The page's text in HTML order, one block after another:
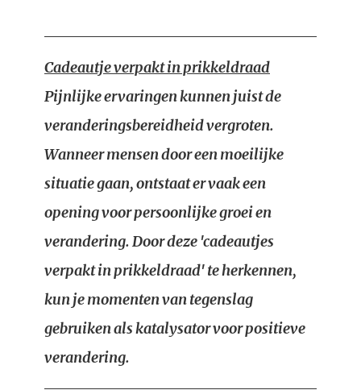
Cadeautje verpakt in prikkeldraad
Pijnlijke ervaringen kunnen juist de
veranderingsbereidheid vergroten.
Wanneer mensen door een moeilijke
situatie gaan, ontstaat er vaak een
opening voor persoonlijke groei en
verandering. Door deze 'cadeautjes
verpakt in prikkeldraad' te herkennen,
kun je momenten van tegenslag
gebruiken als katalysator voor positieve
verandering.